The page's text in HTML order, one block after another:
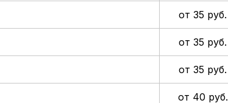
от 35 руб.
от 35 руб.
от 35 руб.
от 40 руб.